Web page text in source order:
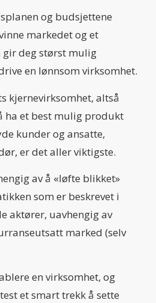
og budsjettene
markedet og et
gir deg størst mulig
en lønnsom virksomhet.
kjernevirksomhet, altså
ha et best mulig produkt
kunder og ansatte,
er det aller viktigste.
av å «løfte blikket»
som er beskrevet i
aktører, uavhengig av
marked (selv
en virksomhet, og
et smart trekk å sette